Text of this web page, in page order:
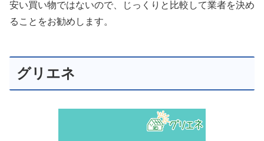
安い買い物ではないので、じっくりと比較して業者を決め
ることをお勧めします。
グリエネ